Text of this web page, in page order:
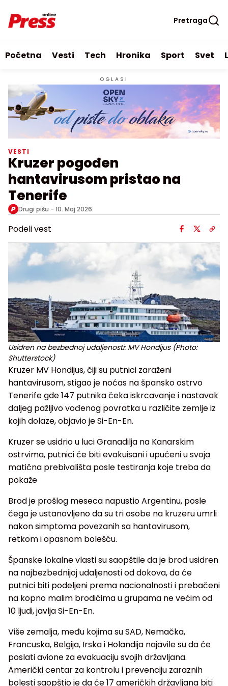
Pretraga
Početna Vesti Tech Hronika Sport Svet
OGLASI
VESTI
Kruzer pogođen
hantavirusom pristao na
Tenerife
Drugi pišu - 10. Maj 2026.
Podeli vest
Usidren na bezbednoj udaljenosti: MV Hondijus (Photo:
Shutterstock)
Kruzer MV Hondijus, čiji su putnici zaraženi
hantavirusom, stigao je noćas na špansko ostrvo
Tenerife gde 147 putnika čeka iskrcavanje i nastavak
daljeg pažljivo vođenog povratka u različite zemlje iz
kojih dolaze, objavio je Si-En-En.
Kruzer se usidrio u luci Granadilja na Kanarskim
ostrvima, putnici će biti evakuisani i upućeni u svoja
matična prebivališta posle testiranja koje treba da
pokaže
Brod je prošlog meseca napustio Argentinu, posle
čega je ustanovljeno da su tri osobe na kruzeru umrli
nakon simptoma povezanih sa hantavirusom,
retkom i opasnom bolešću.
Španske lokalne vlasti su saopštile da je brod usidren
na najbezbednijoj udaljenosti od dokova, da će
putnici biti podeljeni prema nacionalnosti i prebačeni
na kopno malim brodićima u grupama ne većim od
10 ljudi, javlja Si-En-En.
Više zemalja, među kojima su SAD, Nemačka,
Francuska, Belgija, Irska i Holandija najavile su da će
poslati avione za evakuaciju svojih državljana.
Američki centar za kontrolu i prevenciju zaraznih
bolesti saopštio je da će 17 američkih državljana biti